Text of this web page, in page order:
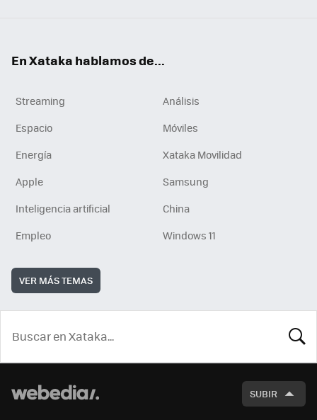
En Xataka hablamos de...
Streaming
Análisis
Espacio
Móviles
Energía
Xataka Movilidad
Apple
Samsung
Inteligencia artificial
China
Empleo
Windows 11
VER MÁS TEMAS
SUBIR